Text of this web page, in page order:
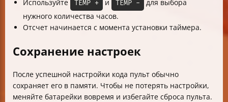
Используйте
TEMP + и TEMP -
для выбора
нужного количества часов.
Отсчет начинается с момента установки таймера.
Сохранение настроек
После успешной настройки кода пульт обычно
сохраняет его в памяти. Чтобы не потерять настройки,
меняйте батарейки вовремя и избегайте сброса пульта.